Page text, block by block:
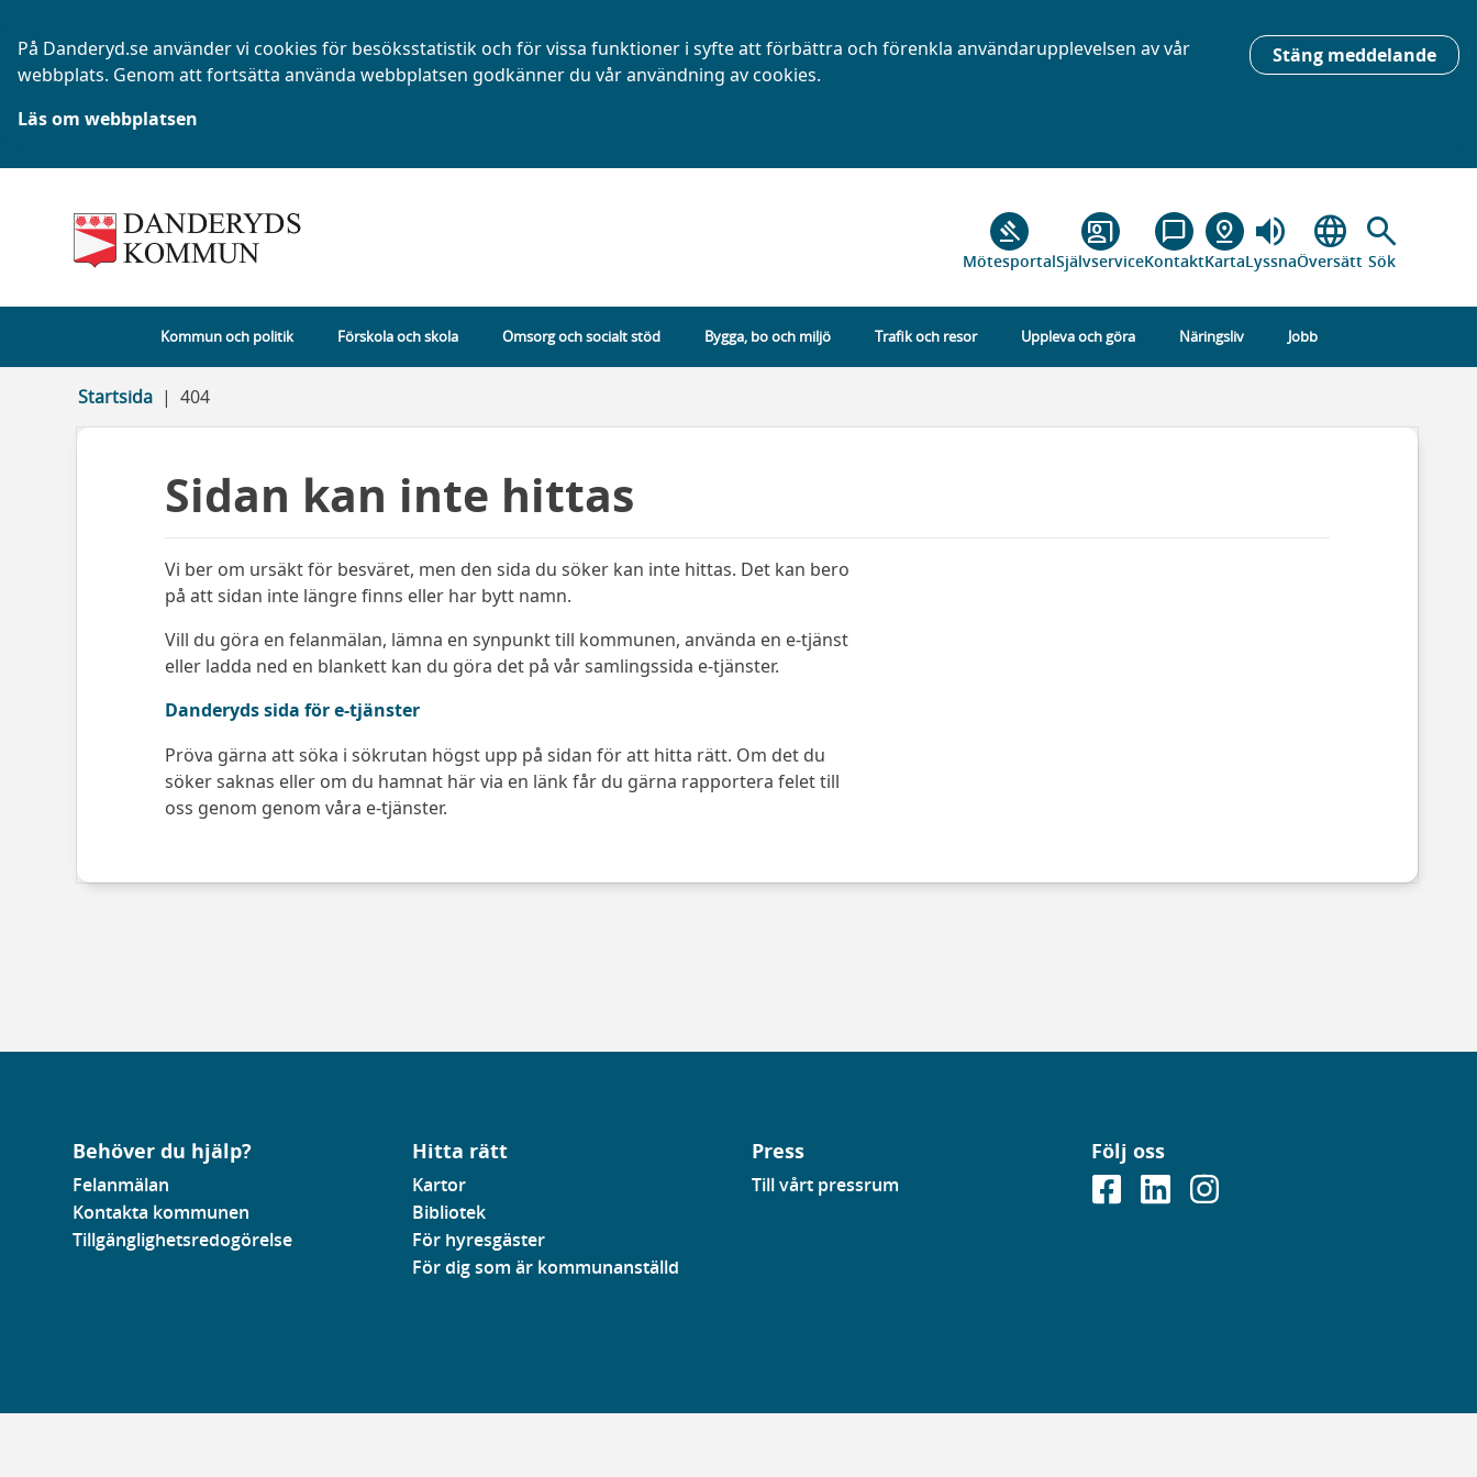
Stäng meddelande
På Danderyd.se använder vi cookies för besöksstatistik och för vissa funktioner i syfte att förbättra och förenkla användarupplevelsen av vår
webbplats. Genom att fortsätta använda webbplatsen godkänner du vår användning av cookies.
Läs om webbplatsen
gavel
Mötesportal
co_present
Självservice
chat_bubble_outline
Kontakt
pin_drop
Karta
volume_up
Lyssna
language
Översätt
search
Sök
Kommun och politik Förskola och skola Omsorg och socialt stöd Bygga, bo och miljö Trafik och resor Uppleva och göra Näringsliv Jobb
Startsida 404
Sidan kan inte hittas
Vi ber om ursäkt för besväret, men den sida du söker kan inte hittas. Det kan bero
på att sidan inte längre finns eller har bytt namn.
Vill du göra en felanmälan, lämna en synpunkt till kommunen, använda en e-tjänst
eller ladda ned en blankett kan du göra det på vår samlingssida e-tjänster.
Danderyds sida för e-tjänster
Pröva gärna att söka i sökrutan högst upp på sidan för att hitta rätt. Om det du
söker saknas eller om du hamnat här via en länk får du gärna rapportera felet till
oss genom genom våra e-tjänster.
Behöver du hjälp?
Felanmälan
Kontakta kommunen
Tillgänglighetsredogörelse
Hitta rätt
Kartor
Bibliotek
För hyresgäster
För dig som är kommunanställd
Press
Till vårt pressrum
Följ oss